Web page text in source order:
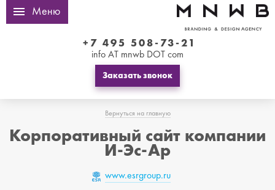
Меню
+7 495 508-73-21
info AT mnwb DOT com
Заказать звонок
Вернуться на главную
Корпоративный сайт компании
И-Эс-Ар
www.esrgroup.ru